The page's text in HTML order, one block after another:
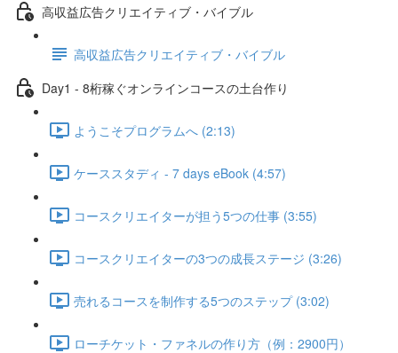
高収益広告クリエイティブ・バイブル
高収益広告クリエイティブ・バイブル
Day1 - 8桁稼ぐオンラインコースの土台作り
ようこそプログラムへ (2:13)
ケーススタディ - 7 days eBook (4:57)
コースクリエイターが担う5つの仕事 (3:55)
コースクリエイターの3つの成長ステージ (3:26)
売れるコースを制作する5つのステップ (3:02)
ローチケット・ファネルの作り方（例：2900円）